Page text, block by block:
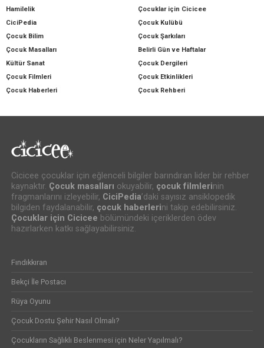
Hamilelik
Çocuklar için Cicicee
CiciPedia
Çocuk Kulübü
Çocuk Bilim
Çocuk Şarkıları
Çocuk Masalları
Belirli Gün ve Haftalar
Kültür Sanat
Çocuk Dergileri
Çocuk Filmleri
Çocuk Etkinlikleri
Çocuk Haberleri
Çocuk Rehberi
Cicicee çocuklar için eğlenceli bilgiler barındıran lider bir rehber
kaynaktır. Çocuk masalları okuyabilir, çocuk filmlerinin
fragmanlarını izleyebilir, CiciPedia’daki sayısız ansiklopedik
bilgiden faydalanabilir, çocuk haberlerini takip edebilirsiniz.
Çocuklar için Cicicee bölümündeki içeriklerden ödev
hazırlarken katkı sağlayabilirsiniz.
Fındıkkıran
Bekçi İle Postacı
Rüya Oyunu
Çocuk Dostu Şehir Nasıl Olmalı?
Çocukların Sağlıklı Beslenmesi için Neler Yapılmalı?